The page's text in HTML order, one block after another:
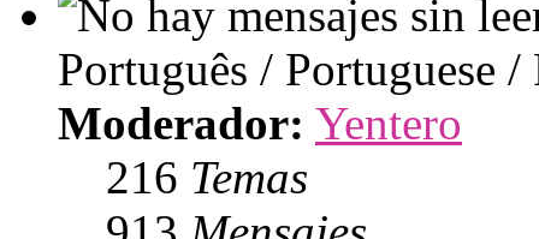
Português / Portuguese /
Moderador: Yentero
216 Temas